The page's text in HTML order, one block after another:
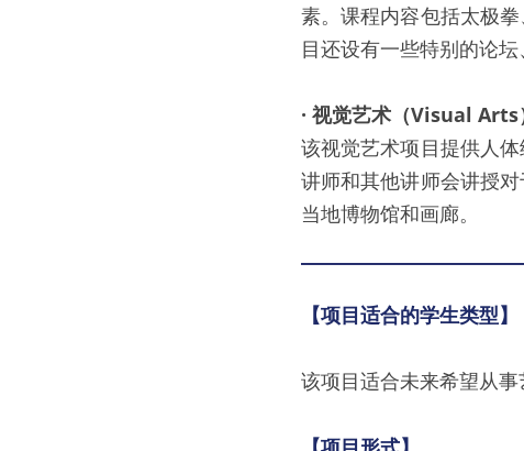
素。课程内容包括太极
目还设有一些特别的论
· 视觉艺术（Visual Arts
该视觉艺术项目提供人
讲师和其他讲师会讲授
当地博物馆和画廊。
【项目适合的学生类型】
该项目适合未来希望从事